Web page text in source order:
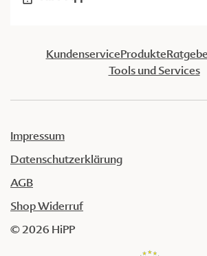
KundenserviceProdukte
Tools und Services
Impressum
Datenschutzerklärung
AGB
Shop Widerruf
© 2026 HiPP